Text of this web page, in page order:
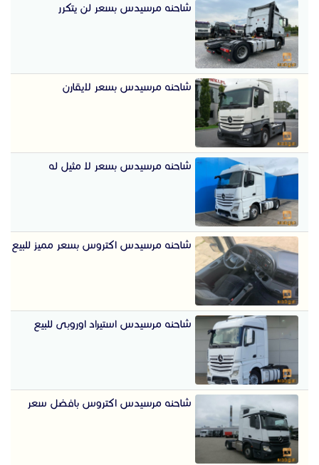
شاحنه مرسيدس بسعر لن يتكرر
شاحنه مرسيدس بسعر لايقارن
شاحنه مرسيدس بسعر لا مثيل له
شاحنه مرسيدس اكتروس بسعر مميز للبيع
شاحنه مرسيدس استيراد اوروبى للبيع
شاحنه مرسيدس اكتروس بافضل سعر